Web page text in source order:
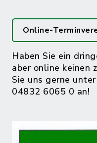
Online-
Haben Sie ein
aber online keinen
Sie uns gerne
04832 6065 0 an!